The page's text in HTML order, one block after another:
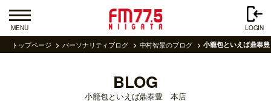
MENU LOGIN
トップページ パーソナリティブログ 中村智景のブログ 小籠包といえば鼎泰
BLOG
小籠包といえば鼎泰豊 本店